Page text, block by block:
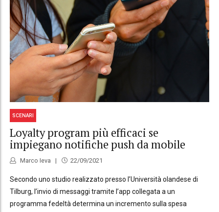
SCENARI
Loyalty program più efficaci se
impiegano notifiche push da mobile
Marco Ieva 22/09/2021
Secondo uno studio realizzato presso l’Università olandese di
Tilburg, l’invio di messaggi tramite l’app collegata a un
programma fedeltà determina un incremento sulla spesa